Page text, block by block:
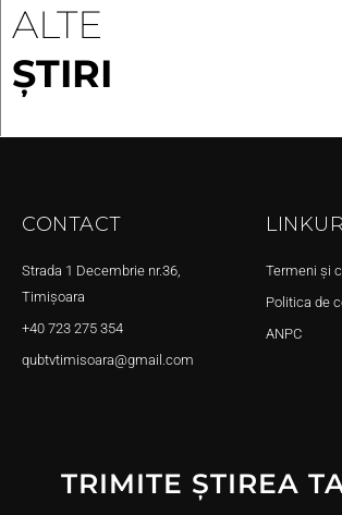
ALTE
ȘTIRI
CONTACT
Strada 1 Decembrie nr.36,
Timișoara
+40 723 275 354
qubtvtimisoara@gmail.com
Termeni și
Politica de
ANPC
TRIMITE ȘTIREA